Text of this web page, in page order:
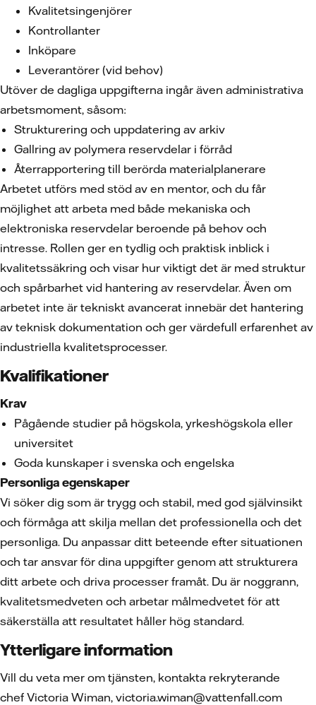
Kvalitetsingenjörer
Kontrollanter
Inköpare
Leverantörer (vid behov)
Utöver de dagliga uppgifterna ingår även administrativa
arbetsmoment, såsom:
Strukturering och uppdatering av arkiv
Gallring av polymera reservdelar i förråd
Återrapportering till berörda materialplanerare
Arbetet utförs med stöd av en mentor, och du får
möjlighet att arbeta med både mekaniska och
elektroniska reservdelar beroende på behov och
intresse. Rollen ger en tydlig och praktisk inblick i
kvalitetssäkring och visar hur viktigt det är med struktur
och spårbarhet vid hantering av reservdelar. Även om
arbetet inte är tekniskt avancerat innebär det hantering
av teknisk dokumentation och ger värdefull erfarenhet av
industriella kvalitetsprocesser.
Kvalifikationer
Krav
Pågående studier på högskola, yrkeshögskola eller
universitet
Goda kunskaper i svenska och engelska
Personliga egenskaper
Vi söker dig som är trygg och stabil, med god självinsikt
och förmåga att skilja mellan det professionella och det
personliga. Du anpassar ditt beteende efter situationen
och tar ansvar för dina uppgifter genom att strukturera
ditt arbete och driva processer framåt. Du är noggrann,
kvalitetsmedveten och arbetar målmedvetet för att
säkerställa att resultatet håller hög standard.
Ytterligare information
Vill du veta mer om tjänsten, kontakta rekryterande
chef Victoria Wiman, victoria.wiman@vattenfall.com